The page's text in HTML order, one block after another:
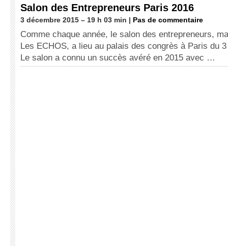
Salon des Entrepreneurs Paris 2016
3 décembre 2015 – 19 h 03 min | Pas de commentaire
Comme chaque année, le salon des entrepreneurs,
Les ECHOS, a lieu au palais des congrès à Paris du
Le salon a connu un succès avéré en 2015 avec …